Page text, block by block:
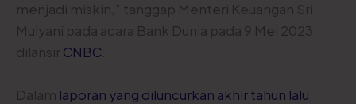
menjadi miskin,” tanggap Menteri Keuangan Sri
Mulyani pada acara Bank Dunia pada 9 Mei 2023,
dilansir CNBC.
Dalam laporan yang diluncurkan akhir tahun lalu